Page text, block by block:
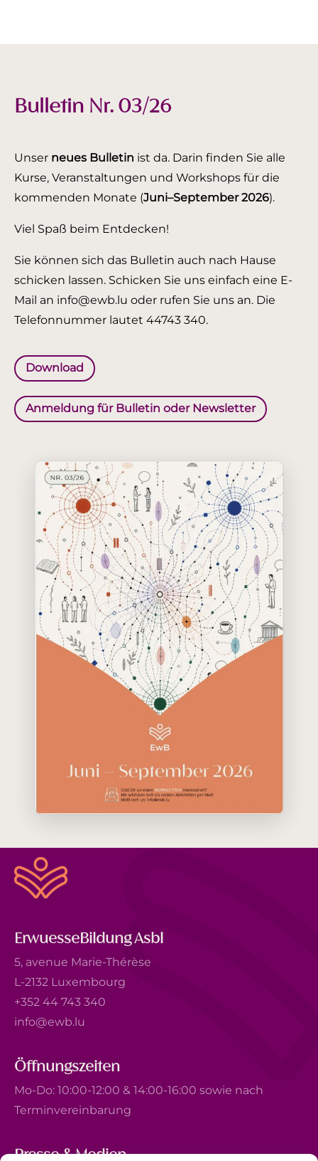
Bulletin Nr. 03/26
Unser neues Bulletin ist da. Darin finden Sie alle
Kurse, Veranstaltungen und Workshops für die
kommenden Monate (Juni–September 2026).
Viel Spaß beim Entdecken!
Sie können sich das Bulletin auch nach Hause
schicken lassen. Schicken Sie uns einfach eine E-
Mail an info@ewb.lu oder rufen Sie uns an. Die
Telefonnummer lautet 44743 340.
Download
Anmeldung für Bulletin oder Newsletter
ErwuesseBildung Asbl
5, avenue Marie-Thérèse
L-2132 Luxembourg
+352 44 743 340
info@ewb.lu
Öffnungszeiten
Mo-Do: 10:00-12:00 & 14:00-16:00 sowie nach
Terminvereinbarung
Presse & Medien